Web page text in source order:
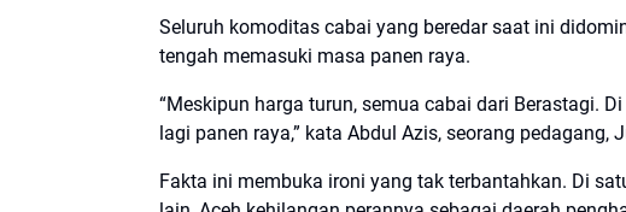
Seluruh komoditas cabai yang beredar saat ini
tengah memasuki masa panen raya.
“Meskipun harga turun, semua cabai dari Berastagi.
lagi panen raya,” kata Abdul Azis, seorang pedagang,
Fakta ini membuka ironi yang tak terbantahkan. Di